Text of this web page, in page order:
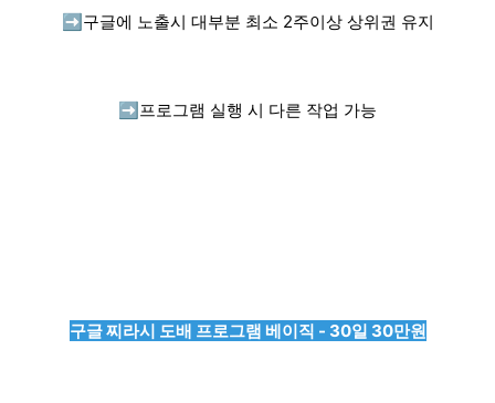
➡️ 구글에 노출시 대부분 최소 2주이상 상위권 유지
➡️ 프로그램 실행 시 다른 작업 가능
구글 찌라시 도배 프로그램 베이직 - 30일 30만원